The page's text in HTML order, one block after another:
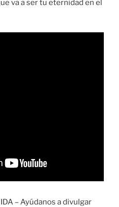
va a ser tu eternidad en el
– Ayúdanos a divulgar